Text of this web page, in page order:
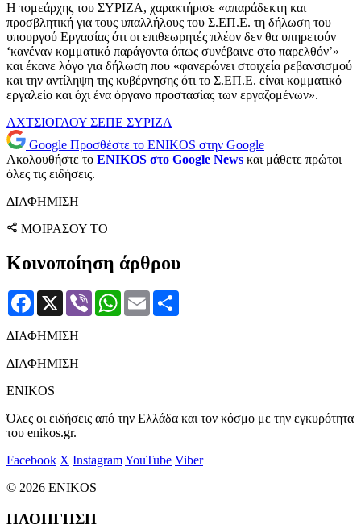
Η τομεάρχης του ΣΥΡΙΖΑ, χαρακτήρισε «απαράδεκτη και
προσβλητική για τους υπαλλήλους του Σ.ΕΠ.Ε. τη δήλωση του
υπουργού Εργασίας ότι οι επιθεωρητές πλέον δεν θα υπηρετούν
‘κανέναν κομματικό παράγοντα όπως συνέβαινε στο παρελθόν’»
και έκανε λόγο για δήλωση που «φανερώνει στοιχεία ρεβανσισμού
και την αντίληψη της κυβέρνησης ότι το Σ.ΕΠ.Ε. είναι κομματικό
εργαλείο και όχι ένα όργανο προστασίας των εργαζομένων».
ΑΧΤΣΙΟΓΛΟΥ ΣΕΠΕ ΣΥΡΙΖΑ
Google Προσθέστε το ENIKOS στην Google
Ακολουθήστε το ENIKOS στο Google News και μάθετε πρώτοι
όλες τις ειδήσεις.
ΔΙΑΦΗΜΙΣΗ
ΜΟΙΡΑΣΟΥ ΤΟ
Κοινοποίηση άρθρου
Facebook
X Viber WhatsApp
Email
ΔΙΑΦΗΜΙΣΗ
ΔΙΑΦΗΜΙΣΗ
ENIKOS
Όλες οι ειδήσεις από την Ελλάδα και τον κόσμο με την εγκυρότητα
του enikos.gr.
Facebook X InstagramYouTube Viber
© 2026 ENIKOS
ΠΛΟΗΓΗΣΗ